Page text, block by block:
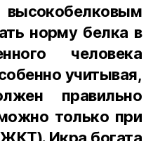
норму белка в
человека
учитывая,
правильно
только при